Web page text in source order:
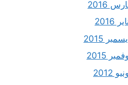
2016
2016
2015
2015
2012